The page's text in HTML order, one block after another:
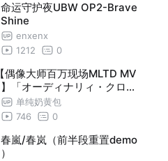
命运守护夜UBW OP2-Brave
Shine
enxenx
1212
0
【偶像大师百万现场MLTD MV
】「オーディナリィ・クロー
バー」（箱崎星梨花solo）
单纯奶黄包
746
0
春嵐/春岚（前半段重置demo
）